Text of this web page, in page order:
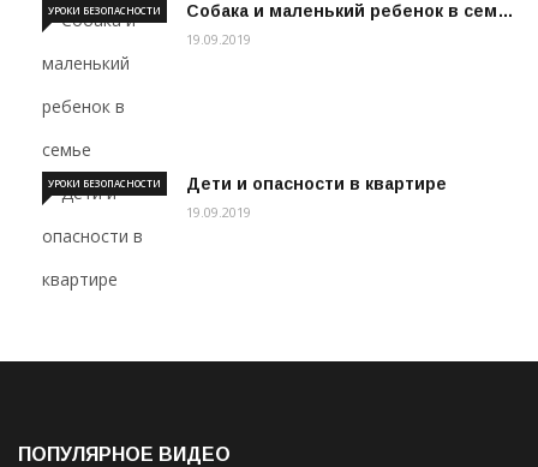
Собака и маленький ребенок в сем…
УРОКИ БЕЗОПАСНОСТИ
19.09.2019
Дети и опасности в квартире
УРОКИ БЕЗОПАСНОСТИ
19.09.2019
ПОПУЛЯРНОЕ ВИДЕО